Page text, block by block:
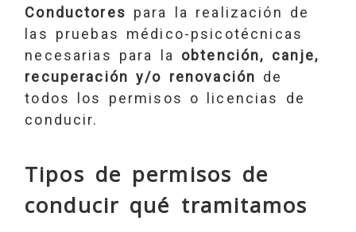
Conductores para la realización de
las pruebas médico-psicotécnicas
necesarias para la obtención, canje,
recuperación y/o renovación de
todos los permisos o licencias de
conducir.
Tipos de permisos de
conducir qué tramitamos